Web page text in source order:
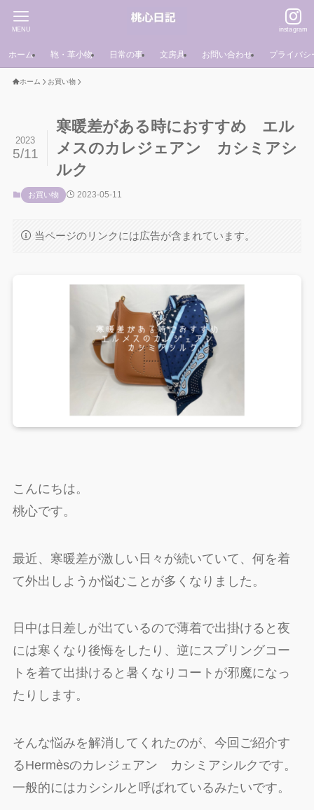
instagram
MENU
ホーム 鞄・革小物 日常の事 文房具 お問い合わせ プライバシ
ホーム お買い物
寒暖差がある時におすすめ エル
メスのカレジェアン カシミアシ
ルク
2023
5/11
お買い物 2023-05-11
当ページのリンクには広告が含まれています。
こんにちは。
桃心です。
最近、寒暖差が激しい日々が続いていて、何を着
て外出しようか悩むことが多くなりました。
日中は日差しが出ているので薄着で出掛けると夜
には寒くなり後悔をしたり、逆にスプリングコー
トを着て出掛けると暑くなりコートが邪魔になっ
たりします。
そんな悩みを解消してくれたのが、今回ご紹介す
るHermèsのカレジェアン カシミアシルクです。
一般的にはカシシルと呼ばれているみたいです。